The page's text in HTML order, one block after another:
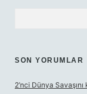
SON YORUMLAR
2’nci Dünya